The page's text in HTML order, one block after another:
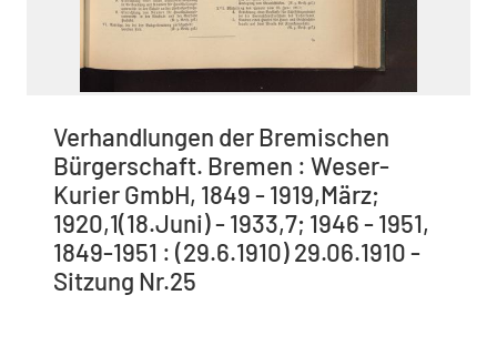
Verhandlungen der Bremischen
Bürgerschaft. Bremen : Weser-
Kurier GmbH, 1849 - 1919,März;
1920,1(18.Juni) - 1933,7; 1946 - 1951,
1849-1951 : (29.6.1910) 29.06.1910 -
Sitzung Nr.25